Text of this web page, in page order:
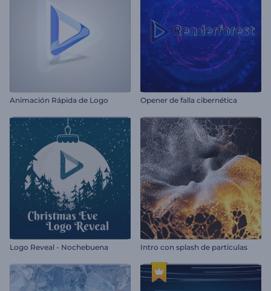
Animación Rápida de Logo Opener de falla cibernética
Logo Reveal - Nochebuena Intro con splash de partículas